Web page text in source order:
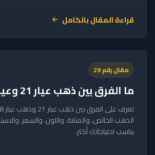
قراءة المقال بالكامل
مقال رقم 29
ما الفرق بين ذهب عيار 21 وعيار 18؟
الذهب الخالص، والمتانة، واللون، والسعر،
يناسب احتياجاتك أكثر.